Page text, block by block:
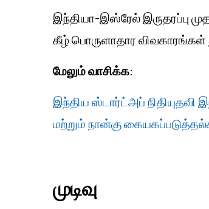
இந்தியா-இஸ்ரேல் இருதரப்பு
கீழ் பொருளாதார
மேலும் வாசிக்க:
இந்திய ஸ்டார்ட்அப் நிதியுதவி
மற்றும் நான்கு
முடிவு